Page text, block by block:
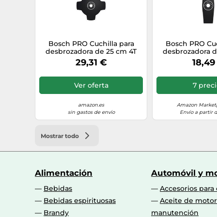
Bosch PRO Cuchilla para
desbrozadora de 25 cm 4T
29,31 €
Ver oferta
amazon.es
sin gastos de envío
Bosch PRO
desbrozadora
7
Amazon
Envío a partir
Mostrar todo
Alimentación
Bebidas
Bebidas espirituosas
Brandy
Automóvil y
Accesorios para
Aceite de
manutención